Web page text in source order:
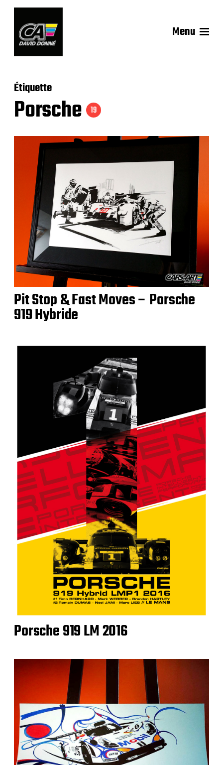
Menu
Étiquette
Porsche 19
Pit Stop & Fast Moves – Porsche
919 Hybride
Porsche 919 LM 2016